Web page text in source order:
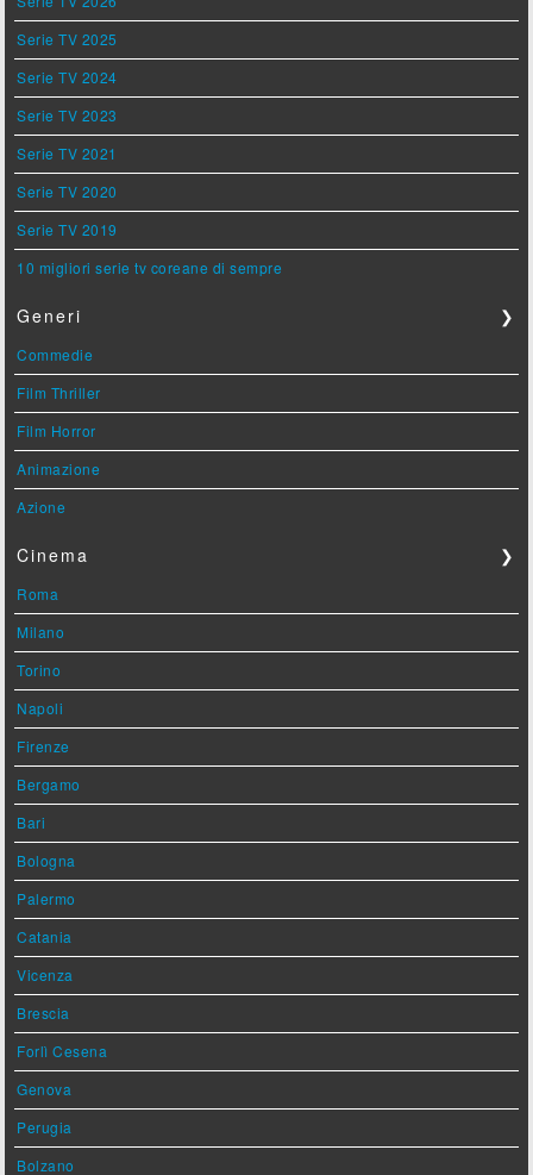
Serie TV 2025
Serie TV 2024
Serie TV 2023
Serie TV 2021
Serie TV 2020
Serie TV 2019
10 migliori serie tv coreane di sempre
Generi ❯
Commedie
Film Thriller
Film Horror
Animazione
Azione
Cinema ❯
Roma
Milano
Torino
Napoli
Firenze
Bergamo
Bari
Bologna
Palermo
Catania
Vicenza
Brescia
Forlì Cesena
Genova
Perugia
Bolzano